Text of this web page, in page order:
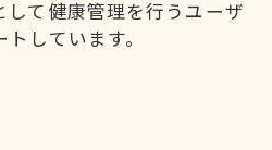
て健康管理を行うユーザ
しています。